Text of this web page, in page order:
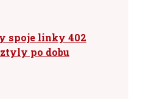
spoje linky 402
po dobu